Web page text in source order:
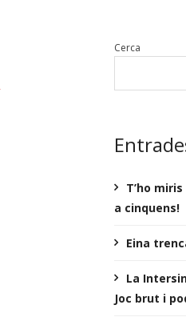
Cerca
T’ho
a cinquens!
Eina
La
Joc brut i